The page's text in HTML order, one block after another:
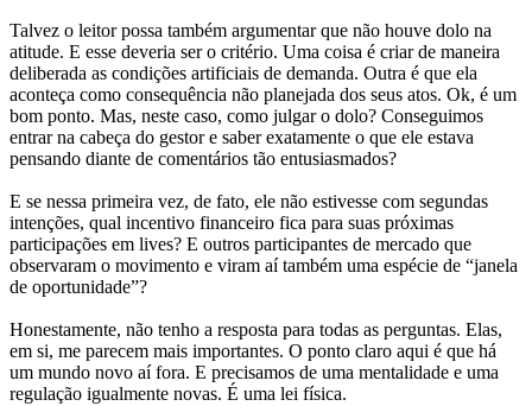
Talvez o leitor possa também argumentar que não houve dolo na
atitude. E esse deveria ser o critério. Uma coisa é criar de maneira
deliberada as condições artificiais de demanda. Outra é que ela
aconteça como consequência não planejada dos seus atos. Ok, é um
bom ponto. Mas, neste caso, como julgar o dolo? Conseguimos
entrar na cabeça do gestor e saber exatamente o que ele estava
pensando diante de comentários tão entusiasmados?
E se nessa primeira vez, de fato, ele não estivesse com segundas
intenções, qual incentivo financeiro fica para suas próximas
participações em lives? E outros participantes de mercado que
observaram o movimento e viram aí também uma espécie de “janela
de oportunidade”?
Honestamente, não tenho a resposta para todas as perguntas. Elas,
em si, me parecem mais importantes. O ponto claro aqui é que há
um mundo novo aí fora. E precisamos de uma mentalidade e uma
regulação igualmente novas. É uma lei física.